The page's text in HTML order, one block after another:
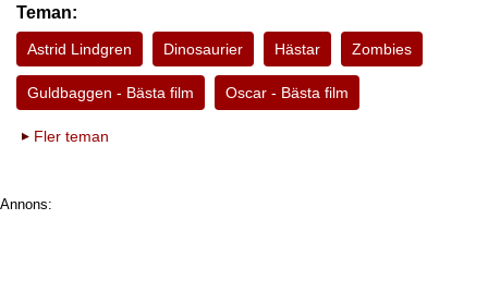
Teman:
Astrid Lindgren Dinosaurier Hästar Zombies
Guldbaggen - Bästa film Oscar - Bästa film
Fler teman
Annons: